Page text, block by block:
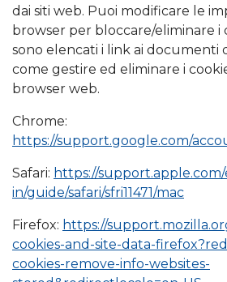
dai siti web. Puoi modificare le
browser per bloccare/eliminare i
sono elencati i link ai documenti
come gestire ed eliminare i
browser web.
Chrome:
https://support.google.com/
Safari: https://
in/guide/safari/sfri11471/mac
Firefox: https://
cookies-and-site-data-
cookies-remove-info-websites-